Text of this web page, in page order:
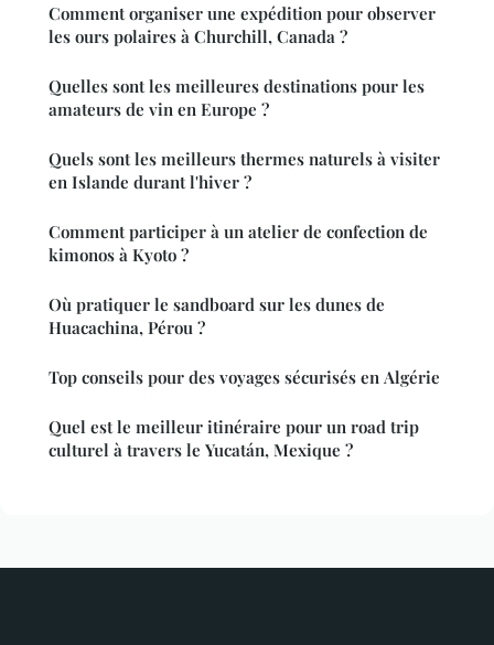
Comment organiser une expédition pour observer
les ours polaires à Churchill, Canada ?
Quelles sont les meilleures destinations pour les
amateurs de vin en Europe ?
Quels sont les meilleurs thermes naturels à visiter
en Islande durant l'hiver ?
Comment participer à un atelier de confection de
kimonos à Kyoto ?
Où pratiquer le sandboard sur les dunes de
Huacachina, Pérou ?
Top conseils pour des voyages sécurisés en Algérie
Quel est le meilleur itinéraire pour un road trip
culturel à travers le Yucatán, Mexique ?